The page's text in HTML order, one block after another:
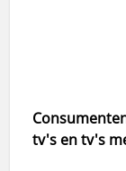
tv's en tv's